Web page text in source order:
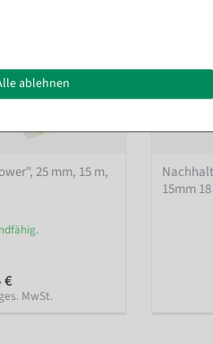
25 mm, 15 m,
€
MwSt.
15mm
ablehnen